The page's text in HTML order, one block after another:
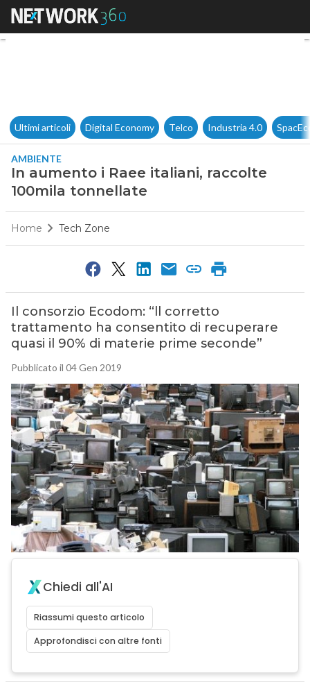
In aumento i Raee italiani,
Ultimi articoli Digital Economy Telco Industria 4.0
AMBIENTE
In aumento i Raee italiani, raccolte
100mila tonnellate
Home Tech Zone
Il consorzio Ecodom: “ll corretto
trattamento ha consentito di recuperare
quasi il 90% di materie prime seconde”
Pubblicato il 04 Gen 2019
Chiedi all'AI
Riassumi questo articolo
Approfondisci con altre fonti